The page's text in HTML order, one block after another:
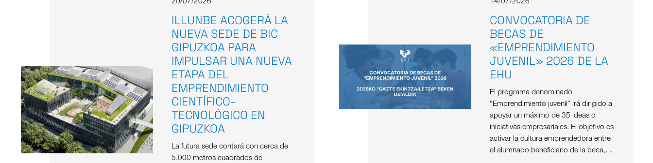
20/07/2026
ILLUNBE ACOGERÁ LA
NUEVA SEDE DE BIC
GIPUZKOA PARA
IMPULSAR UNA NUEVA
ETAPA DEL
EMPRENDIMIENTO
CIENTÍFICO-
TECNOLÓGICO EN
GIPUZKOA
La futura sede contará con cerca de
5.000 metros cuadrados de
14/07/2026
CONVOCATORIA DE
BECAS DE
«EMPRENDIMIENTO
JUVENIL» 2026 DE LA
EHU
El programa denominado
“Emprendimiento juvenil” irá dirigido a
apoyar un máximo de 35 ideas o
iniciativas empresariales. El objetivo es
activar la cultura emprendedora entre
el alumnado beneficiario de la beca,…